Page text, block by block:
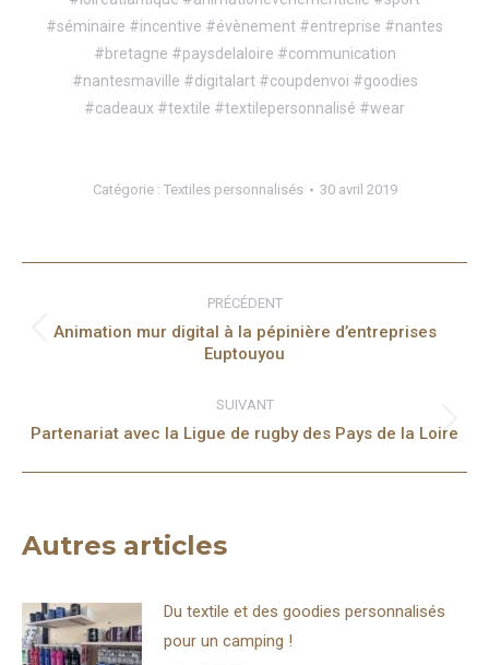
#séminaire #incentive #évènement #entreprise #nantes
#bretagne #paysdelaloire #communication
#nantesmaville #digitalart #coupdenvoi #goodies
#cadeaux #textile #textilepersonnalisé #wear
Catégorie : Textiles personnalisés 30 avril 2019
PRÉCÉDENT
Article
:
Animation mur digital à la pépinière d’entreprises
Euptouyou
SUIVANT
Article
Partenariat avec la Ligue de rugby des Pays de la Loire
Autres articles
Du textile et des goodies personnalisés
pour un camping !